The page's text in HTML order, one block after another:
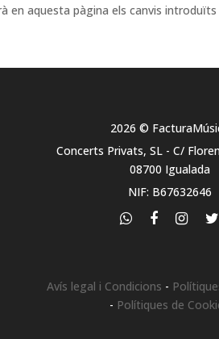
en aquesta pàgina els canvis
2026 ©
Concerts Privats, SL - C/
08700 Igualada
NIF: B67632646
Avís legal i Condicions -
- Polítiques de